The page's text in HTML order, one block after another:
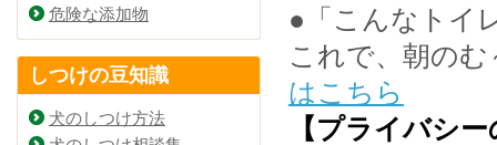
●「こんなトイ
これで、朝の
はこちら
【プライバシ
危険な添加物
しつけの豆知識
犬のしつけ方法